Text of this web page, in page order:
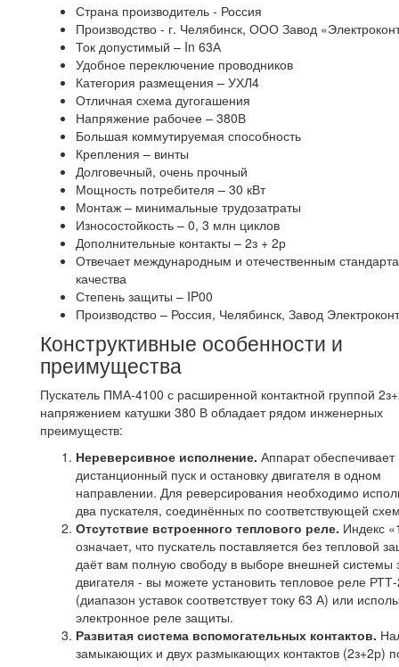
Страна производитель - Россия
Производство - г. Челябинск, ООО Завод
Ток допустимый – In 63А
Удобное переключение проводников
Категория размещения – УХЛ4
Отличная схема дугогашения
Напряжение рабочее – 380В
Большая коммутируемая способность
Крепления – винты
Долговечный, очень прочный
Мощность потребителя – 30 кВт
Монтаж – минимальные трудозатраты
Износостойкость – 0, 3 млн циклов
Дополнительные контакты – 2з + 2р
Отвечает международным и отечественным
качества
Степень защиты – IP00
Производство – Россия, Челябинск, Завод
Конструктивные особенности и
преимущества
Пускатель ПМА-4100 с расширенной контактной группой
напряжением катушки 380 В обладает рядом инженерных
преимуществ:
Нереверсивное исполнение. Аппарат обеспечивает
дистанционный пуск и остановку двигателя в одном
направлении. Для реверсирования необходимо
два пускателя, соединённых по соответствующей
Отсутствие встроенного теплового реле. Индекс
означает, что пускатель поставляется без тепловой
даёт вам полную свободу в выборе внешней системы
двигателя - вы можете установить тепловое реле
(диапазон уставок соответствует току 63 А) или
электронное реле защиты.
Развитая система вспомогательных контактов.
замыкающих и двух размыкающих контактов (2з+2р)